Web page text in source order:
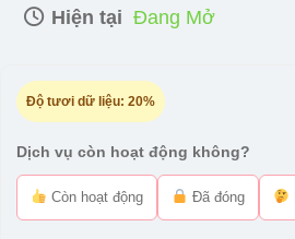
Hiện tại Đang Mở
Độ tươi dữ liệu: 20%
Dịch vụ còn hoạt động không?
Còn hoạt động Đã đóng